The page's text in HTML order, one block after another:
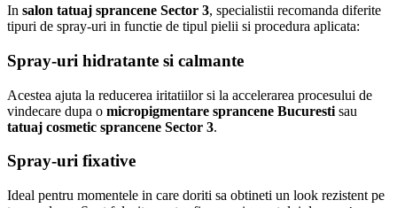
In salon tatuaj sprancene Sector 3, specialistii recomanda diferite
tipuri de spray-uri in functie de tipul pielii si procedura aplicata:
Spray-uri hidratante si calmante
Acestea ajuta la reducerea iritatiilor si la accelerarea procesului de
vindecare dupa o micropigmentare sprancene Bucuresti sau
tatuaj cosmetic sprancene Sector 3.
Spray-uri fixative
Ideal pentru momentele in care doriti sa obtineti un look rezistent pe